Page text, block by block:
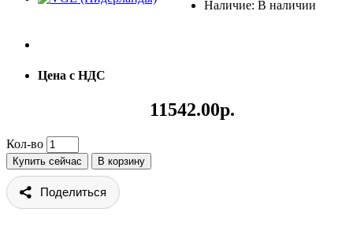
Наличие: В наличии
Цена с НДС
11542.00р.
Кол-во
Купить сейчас В корзину
Поделиться